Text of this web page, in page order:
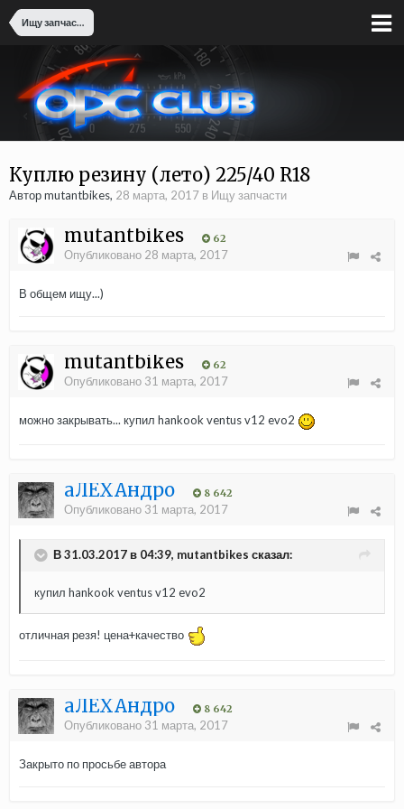
Ищу запчасти
Куплю резину (лето) 225/40 R18
Автор mutantbikes, 28 марта, 2017 в Ищу запчасти
mutantbikes 62
Опубликовано 28 марта, 2017
В общем ищу...)
mutantbikes 62
Опубликовано 31 марта, 2017
можно закрывать... купил hankook ventus v12 evo2
aЛЁХАндро 8 642
Опубликовано 31 марта, 2017
В 31.03.2017 в 04:39, mutantbikes сказал:
купил hankook ventus v12 evo2
отличная резя! цена+качество
aЛЁХАндро 8 642
Опубликовано 31 марта, 2017
Закрыто по просьбе автора